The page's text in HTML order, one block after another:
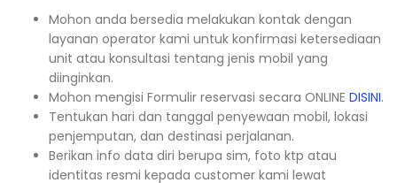
Mohon anda bersedia melakukan kontak dengan
layanan operator kami untuk konfirmasi ketersediaan
unit atau konsultasi tentang jenis mobil yang
diinginkan.
Mohon mengisi Formulir reservasi secara ONLINE DISINI.
Tentukan hari dan tanggal penyewaan mobil, lokasi
penjemputan, dan destinasi perjalanan.
Berikan info data diri berupa sim, foto ktp atau
identitas resmi kepada customer kami lewat